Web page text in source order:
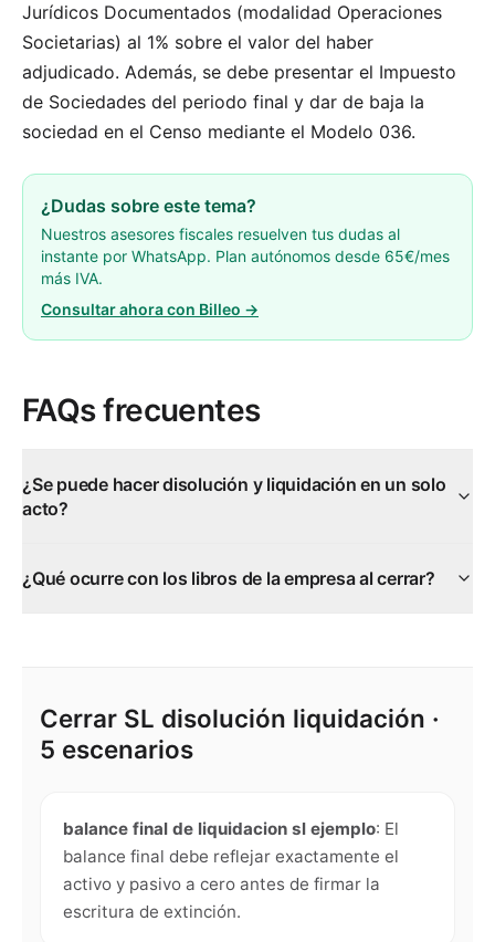
Jurídicos Documentados (modalidad Operaciones
Societarias) al 1% sobre el valor del haber
adjudicado. Además, se debe presentar el Impuesto
de Sociedades del periodo final y dar de baja la
sociedad en el Censo mediante el Modelo 036.
¿Dudas sobre este tema?
Nuestros asesores fiscales resuelven tus dudas al
instante por WhatsApp. Plan autónomos desde 65€/mes
más IVA.
Consultar ahora con Billeo →
FAQs frecuentes
¿Se puede hacer disolución y liquidación en un solo
acto?
¿Qué ocurre con los libros de la empresa al cerrar?
Cerrar SL disolución liquidación ·
5 escenarios
balance final de liquidacion sl ejemplo: El
balance final debe reflejar exactamente el
activo y pasivo a cero antes de firmar la
escritura de extinción.